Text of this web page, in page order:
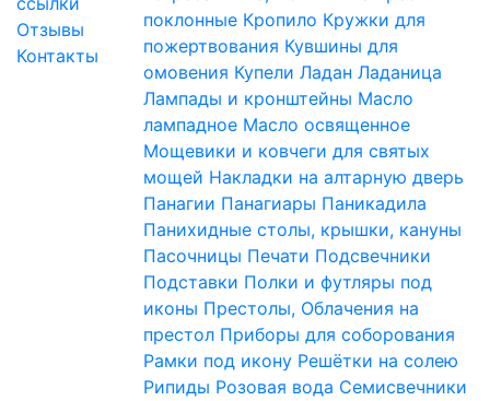
Отзывы
Контакты
поклонные Кропило Кружки для
пожертвования Кувшины для
омовения Купели Ладан Ладаница
Лампады и кронштейны Масло
лампадное Масло освященное
Мощевики и ковчеги для святых
мощей Накладки на алтарную дверь
Панагии Панагиары Паникадила
Панихидные столы, крышки, кануны
Пасочницы Печати Подсвечники
Подставки Полки и футляры под
иконы Престолы, Облачения на
престол Приборы для соборования
Рамки под икону Решётки на солею
Рипиды Розовая вода Семисвечники